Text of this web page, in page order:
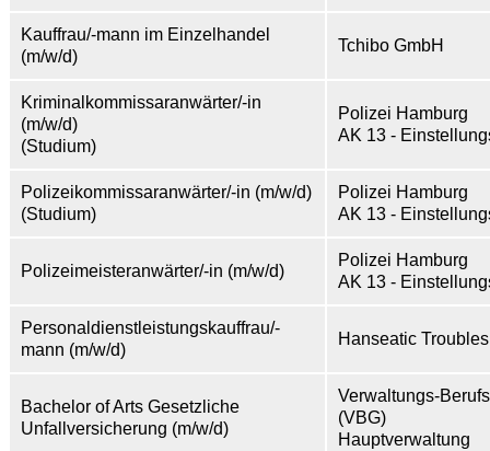
Kauffrau/-mann im Einzelhandel
(m/w/d)
Tchibo GmbH
Kriminalkommissaranwärter/-in
(m/w/d)
(Studium)
Polizei Hamburg
AK 13 -
Polizeikommissaranwärter/-in (m/w/d)
(Studium)
Polizei Hamburg
AK 13 -
Polizeimeisteranwärter/-in (m/w/d)
Polizei Hamburg
AK 13 -
Personaldienstleistungskauffrau/-
mann (m/w/d)
Hanseatic
Bachelor of Arts Gesetzliche
Unfallversicherung (m/w/d)
Verwaltungs-
(VBG)
Hauptverwaltung